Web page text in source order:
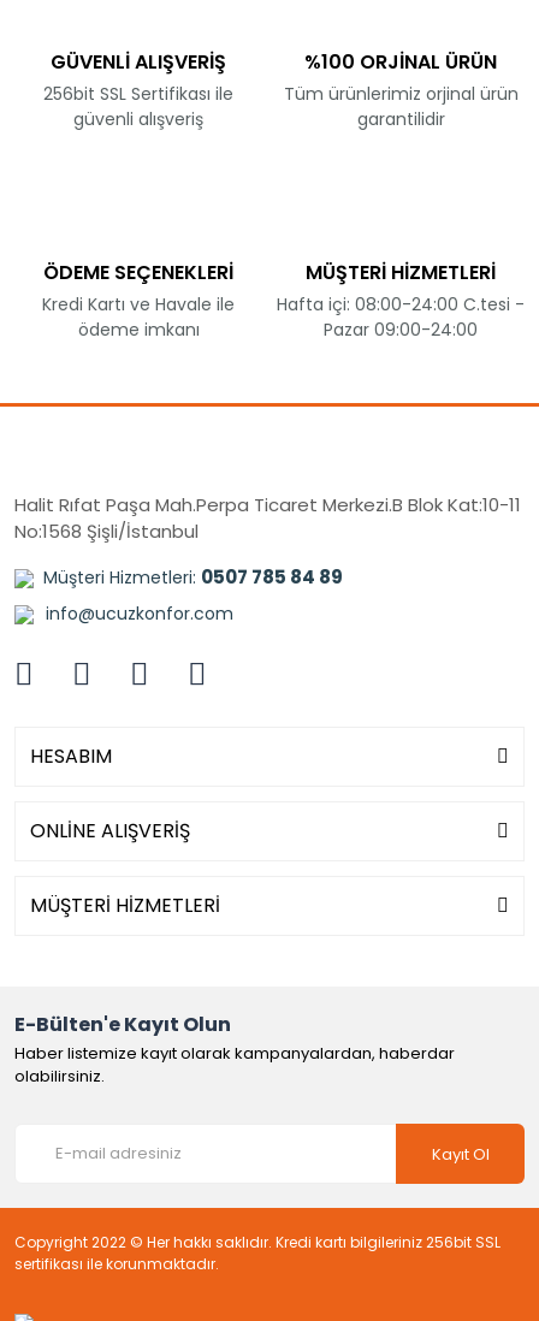
GÜVENLİ ALIŞVERİŞ
256bit SSL Sertifikası ile
güvenli alışveriş
%100 ORJİNAL ÜRÜN
Tüm ürünlerimiz orjinal ürün
garantilidir
ÖDEME SEÇENEKLERİ
Kredi Kartı ve Havale ile
ödeme imkanı
MÜŞTERİ HİZMETLERİ
Hafta içi: 08:00-24:00 C.tesi -
Pazar 09:00-24:00
Halit Rıfat Paşa Mah.Perpa Ticaret Merkezi.B Blok Kat:10-11
No:1568 Şişli/İstanbul
Müşteri Hizmetleri: 0507 785 84 89
info@ucuzkonfor.com
HESABIM
ONLİNE ALIŞVERİŞ
MÜŞTERİ HİZMETLERİ
E-Bülten'e Kayıt Olun
Haber listemize kayıt olarak kampanyalardan, haberdar
olabilirsiniz.
Kayıt Ol
Copyright 2022 © Her hakkı saklıdır. Kredi kartı bilgileriniz 256bit SSL
sertifikası ile korunmaktadır.